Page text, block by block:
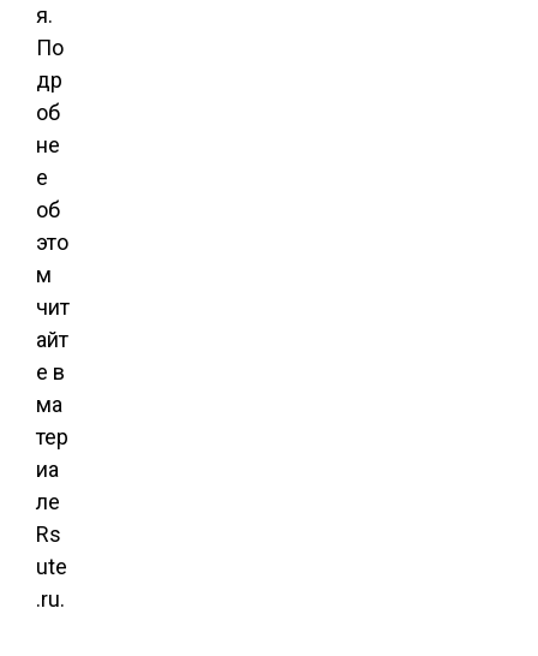
я.
По
др
об
не
е
об
это
м
чит
айт
е в
ма
тер
иа
ле
Rs
ute
.ru.